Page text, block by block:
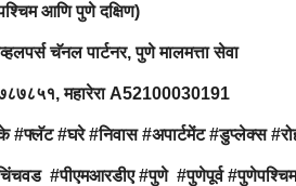
आणि पुणे दक्षिण)
चॅनल पार्टनर, पुणे मालमत्ता सेवा
महारेरा A52100030191
#घरे #निवास #अपार्टमेंट #डुप्लेक्स
#पीएमआरडीए #पुणे #पुणेपूर्व